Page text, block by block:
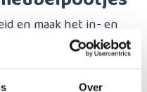
Over
en maak het in- en
onze bedverhogers.
stabiele manier,